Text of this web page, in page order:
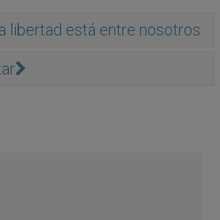
libertad está entre nosotros